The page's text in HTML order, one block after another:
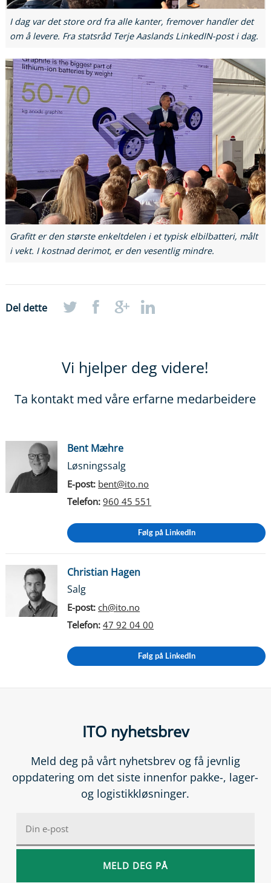
I dag var det store ord fra alle kanter, fremover handler det
om å levere. Fra statsråd Terje Aaslands LinkedIN-post i dag.
Grafitt er den største enkeltdelen i et typisk elbilbatteri, målt
i vekt. I kostnad derimot, er den vesentlig mindre.
Del dette
Vi hjelper deg videre!
Ta kontakt med våre erfarne medarbeidere
Bent Mæhre
Løsningssalg
E-post: bent@ito.no
Telefon: 960 45 551
Følg på LinkedIn
Christian Hagen
Salg
E-post: ch@ito.no
Telefon: 47 92 04 00
Følg på LinkedIn
ITO nyhetsbrev
Meld deg på vårt nyhetsbrev og få jevnlig
oppdatering om det siste innenfor pakke-, lager-
og logistikkløsninger.